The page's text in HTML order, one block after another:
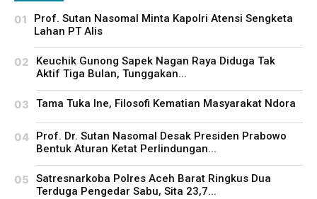
Prof. Sutan Nasomal Minta Kapolri Atensi Sengketa
Lahan PT Alis
Keuchik Gunong Sapek Nagan Raya Diduga Tak
Aktif Tiga Bulan, Tunggakan...
Tama Tuka Ine, Filosofi Kematian Masyarakat Ndora
Prof. Dr. Sutan Nasomal Desak Presiden Prabowo
Bentuk Aturan Ketat Perlindungan...
Satresnarkoba Polres Aceh Barat Ringkus Dua
Terduga Pengedar Sabu, Sita 23,7...